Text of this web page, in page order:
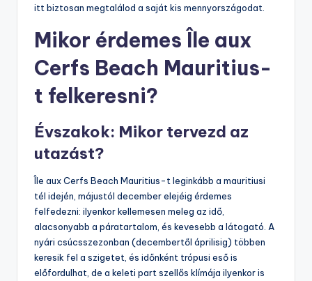
itt biztosan megtalálod a saját kis mennyországodat.
Mikor érdemes Île aux
Cerfs Beach Mauritius-
t felkeresni?
Évszakok: Mikor tervezd az
utazást?
Île aux Cerfs Beach Mauritius-t leginkább a mauritiusi
tél idején, májustól december elejéig érdemes
felfedezni: ilyenkor kellemesen meleg az idő,
alacsonyabb a páratartalom, és kevesebb a látogató. A
nyári csúcsszezonban (decembertől áprilisig) többen
keresik fel a szigetet, és időnként trópusi eső is
előfordulhat, de a keleti part szellős klímája ilyenkor is